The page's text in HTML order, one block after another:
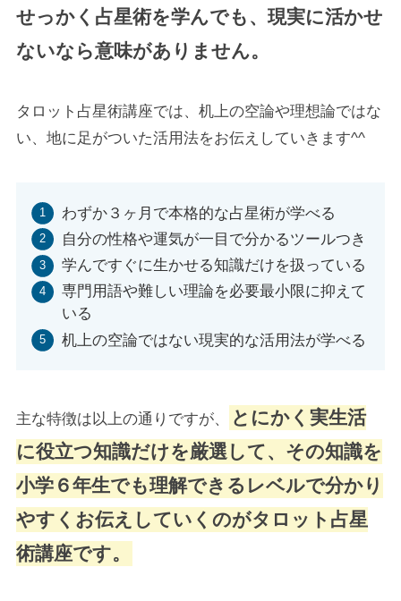
せっかく占星術を学んでも、現実に活かせ
ないなら意味がありません。
タロット占星術講座では、机上の空論や理想論ではな
い、地に足がついた活用法をお伝えしていきます^^
わずか３ヶ月で本格的な占星術が学べる
自分の性格や運気が一目で分かるツールつき
学んですぐに生かせる知識だけを扱っている
専門用語や難しい理論を必要最小限に抑えて
いる
机上の空論ではない現実的な活用法が学べる
主な特徴は以上の通りですが、
とにかく実生活
に役立つ知識だけを厳選して、その知識を
小学６年生でも理解できるレベルで分かり
やすくお伝えしていくのがタロット占星
術講座です。